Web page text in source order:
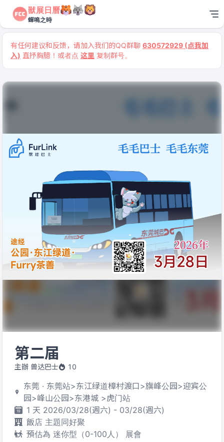
獸展日曆
蟬鳴之時
有任何建议和反馈，请加入我们的QQ群聊 630572929 (点我加
入) 直抒胸臆！或者点 这里 复制群号。
第二届
主辦 兽达巴士 10
东莞 · 东莞站>东江绿道樟村渡口>旗峰公园>迎宾公
园>峰山公园>东港城 >虎门站
1 天 2026/03/28(週六) - 03/28(週六)
飯店 主題同好聚
預估為 迷你型（0-100人） 展會